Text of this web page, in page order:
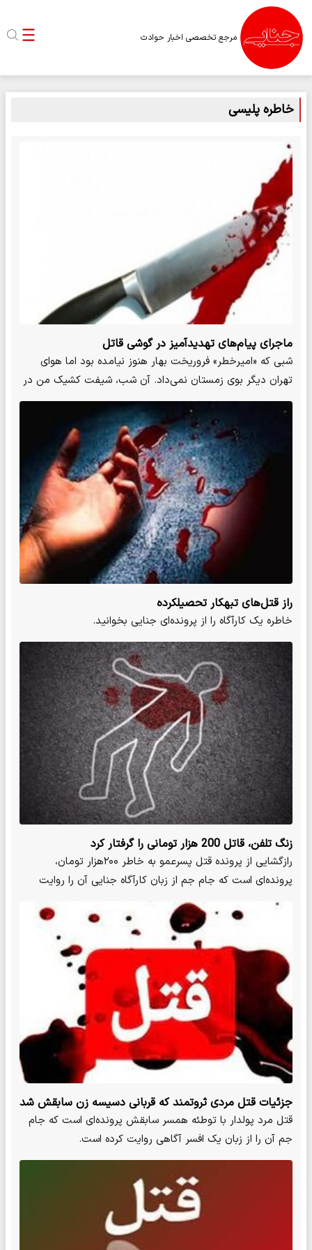
مرجع تخصصی اخبار حوادث
خاطره پلیسی
ماجرای پیام‌های تهدیدآمیز در گوشی قاتل
شبی که «امیر‌خطر» فروریخت بهار هنوز نیامده بود اما هوای
تهران دیگر بوی زمستان نمی‌داد. آن شب، شیفت کشیک من در
پلیس…
راز قتل‌های تبهکار تحصیلکرده
خاطره یک کارآگاه را از پرونده‌ای جنایی بخوانید.
زنگ تلفن، قاتل 200 هزار تومانی را گرفتار کرد
رازگشایی از پرونده قتل پسرعمو به خاطر ۲۰۰هزار تومان،
پرونده‌ای است که جام جم از زبان کارآگاه جنایی آن را روایت
کرده است.
جزئیات قتل مردی ثروتمند که قربانی دسیسه زن سابقش شد
قتل مرد پولدار با توطئه همسر سابقش پرونده‌ای است که جام
جم آن را از زبان یک افسر آگاهی روایت کرده است.